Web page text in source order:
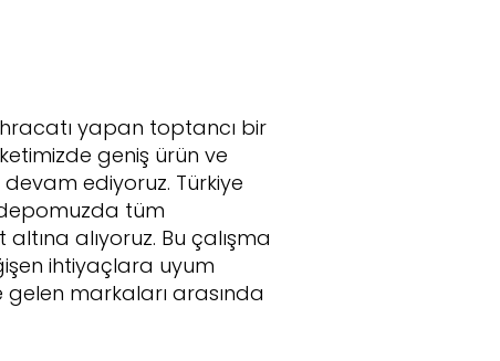
yapan toptancı bir
geniş ürün ve
ediyoruz. Türkiye
tüm
alıyoruz. Bu çalışma
ihtiyaçlara uyum
markaları arasında